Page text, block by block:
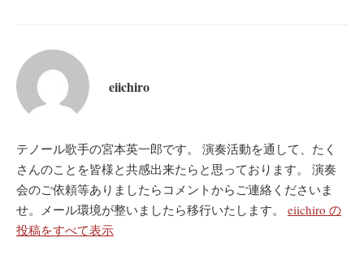
eiichiro
テノール歌手の宮本英一郎です。 演奏活動を通して、たく
さんのことを皆様と共感出来たらと思っております。 演奏
会のご依頼等ありましたらコメントからご連絡くださいま
せ。メール環境が整いましたら移行いたします。 eiichiro の
投稿をすべて表示